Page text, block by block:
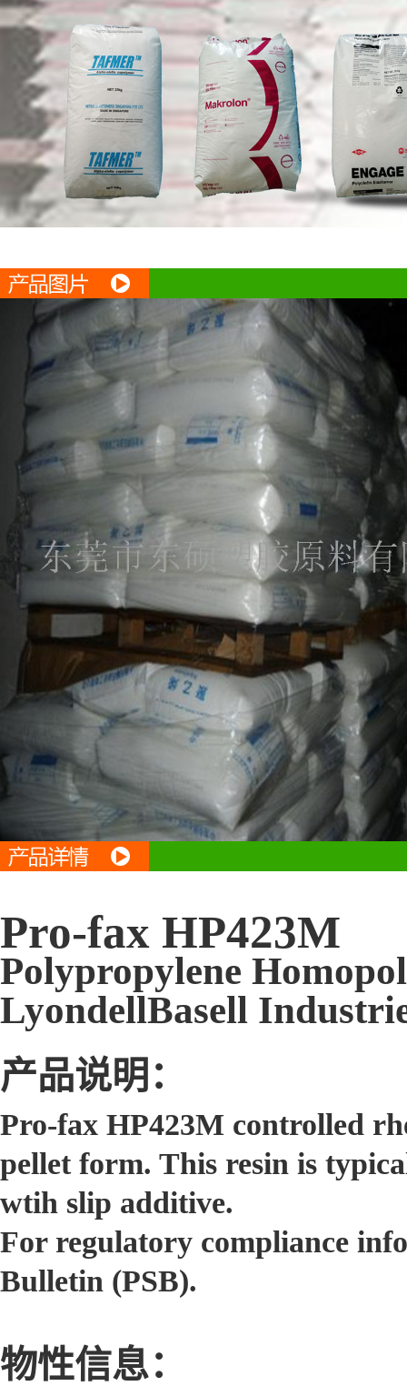
Pro-fax HP423M
Polypropylene
LyondellBasell
产品说明：
Pro-fax HP423M controlled
pellet form. This resin is
wtih slip additive.
For regulatory compliance
Bulletin (PSB).
物性信息：